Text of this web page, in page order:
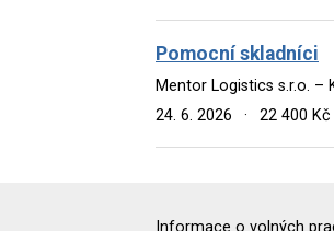
Pomocní skladníci
Mentor Logistics s.r.o. –
24. 6. 2026
· 22 400 Kč
Informace o volných